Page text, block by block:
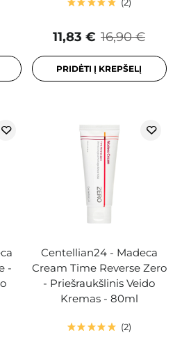
2
16,90 €
11,83 €
PRIDĖTI Į KREPŠELĮ
-
Centellian24 - Madeca
Cream Time Reverse Zero
- Priešraukšlinis Veido
Kremas - 80ml
2